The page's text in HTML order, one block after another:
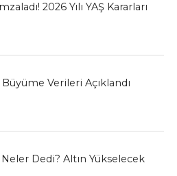
2026 Yılı YAŞ Kararları
Büyüme Verileri Açıklandı
Dedi? Altın Yükselecek